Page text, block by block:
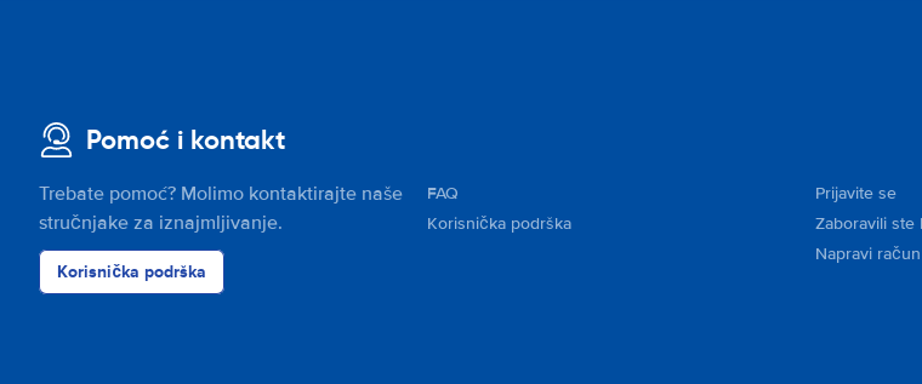
Pomoć i kontakt
Trebate pomoć? Molimo kontaktirajte naše
stručnjake za iznajmljivanje.
Korisnička podrška
FAQ
Korisnička podrška
Prijavite se
Zaboravili ste
Napravi račun